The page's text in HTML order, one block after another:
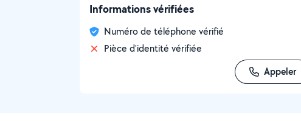
Informations vérifiées
Numéro de téléphone vérifié
Pièce d'identité vérifiée
Appeler